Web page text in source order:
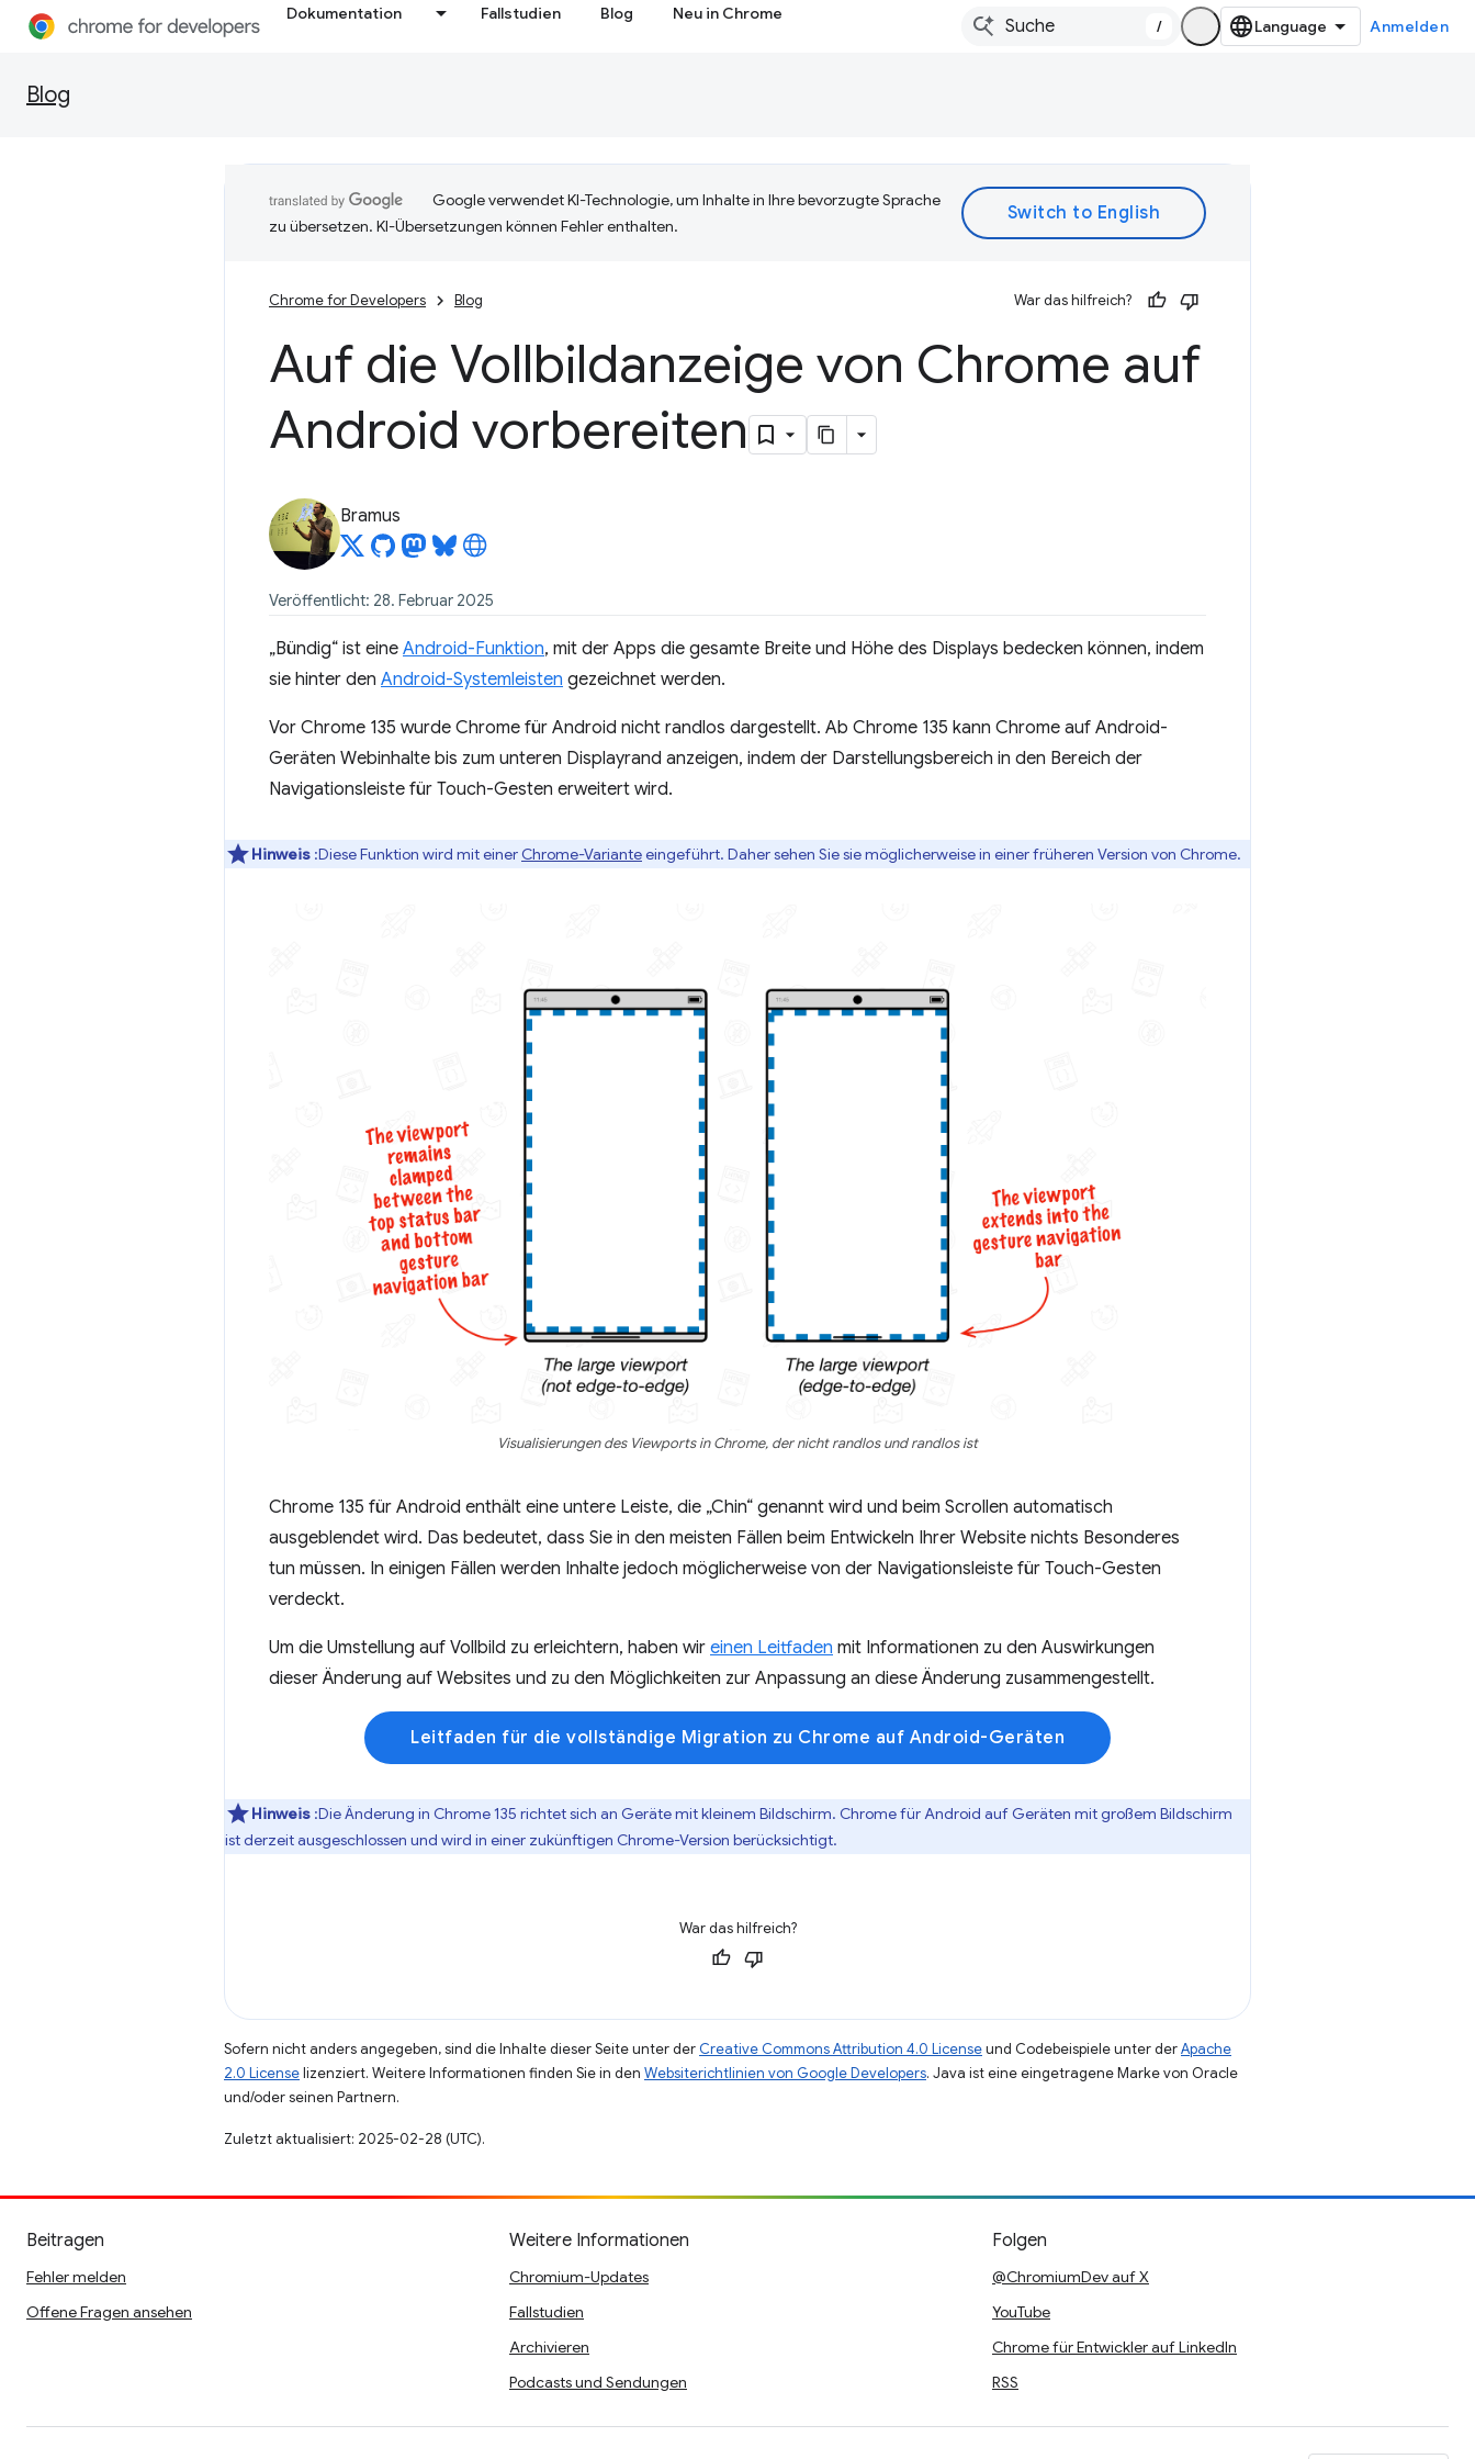
Dokumentation Fallstudien Blog Neu in Chrome
/ Anmelden
Blog
Google verwendet KI-Technologie, um Inhalte in Ihre bevorzugte Sprache
zu übersetzen. KI-Übersetzungen können Fehler enthalten.
Chrome for Developers Blog War das hilfreich?
Auf die Vollbildanzeige von Chrome auf
Android vorbereiten
Bramus
Veröffentlicht: 28. Februar 2025
„Bündig“ ist eine Android-Funktion, mit der Apps die gesamte Breite und Höhe des Displays bedecken können, indem
sie hinter den Android-Systemleisten gezeichnet werden.
Vor Chrome 135 wurde Chrome für Android nicht randlos dargestellt. Ab Chrome 135 kann Chrome auf Android-
Geräten Webinhalte bis zum unteren Displayrand anzeigen, indem der Darstellungsbereich in den Bereich der
Navigationsleiste für Touch-Gesten erweitert wird.
Hinweis :Diese Funktion wird mit einer Chrome-Varianteeingeführt. Daher sehen Sie sie möglicherweise in einer früheren Version von Chrome.
Visualisierungen des Viewports in Chrome, der nicht randlos und randlos ist
Chrome 135 für Android enthält eine untere Leiste, die „Chin“ genannt wird und beim Scrollen automatisch
ausgeblendet wird. Das bedeutet, dass Sie in den meisten Fällen beim Entwickeln Ihrer Website nichts Besonderes
tun müssen. In einigen Fällen werden Inhalte jedoch möglicherweise von der Navigationsleiste für Touch-Gesten
verdeckt.
Um die Umstellung auf Vollbild zu erleichtern, haben wir einen Leitfaden mit Informationen zu den Auswirkungen
dieser Änderung auf Websites und zu den Möglichkeiten zur Anpassung an diese Änderung zusammengestellt.
Leitfaden für die vollständige Migration zu Chrome auf Android-Geräten
Hinweis :Die Änderung in Chrome 135 richtet sich an Geräte mit kleinem Bildschirm. Chrome für Android auf Geräten mit großem Bildschirm
ist derzeit ausgeschlossen und wird in einer zukünftigen Chrome-Version berücksichtigt.
War das hilfreich?
Sofern nicht anders angegeben, sind die Inhalte dieser Seite unter der Creative Commons Attribution 4.0 Licenseund Codebeispiele unter derApache
2.0 Licenselizenziert. Weitere Informationen finden Sie in den Websiterichtlinien von Google Developers. Java ist eine eingetragene Marke von Oracle
und/oder seinen Partnern.
Zuletzt aktualisiert: 2025-02-28 (UTC).
Beitragen
Fehler melden
Offene Fragen ansehen
Weitere Informationen
Chromium-Updates
Fallstudien
Archivieren
Podcasts und Sendungen
Folgen
@ChromiumDev auf X
YouTube
Chrome für Entwickler auf LinkedIn
RSS